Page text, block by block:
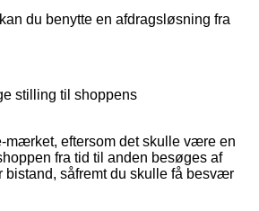
du benytte en afdragsløsning fra
stilling til shoppens
mærket, eftersom det skulle være en
fra tid til anden besøges af
bistand, såfremt du skulle få besvær